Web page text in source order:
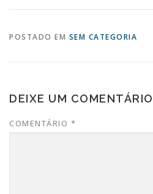
POSTADO EM SEM CATEGORIA
DEIXE UM COMENTÁRIO
COMENTÁRIO *